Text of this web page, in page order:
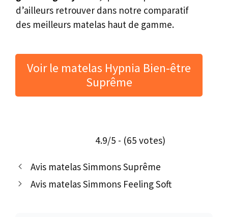
d’ailleurs retrouver dans notre comparatif
des meilleurs matelas haut de gamme.
Voir le matelas Hypnia Bien-être
Suprême
4.9/5 - (65 votes)
Avis matelas Simmons Suprême
Avis matelas Simmons Feeling Soft